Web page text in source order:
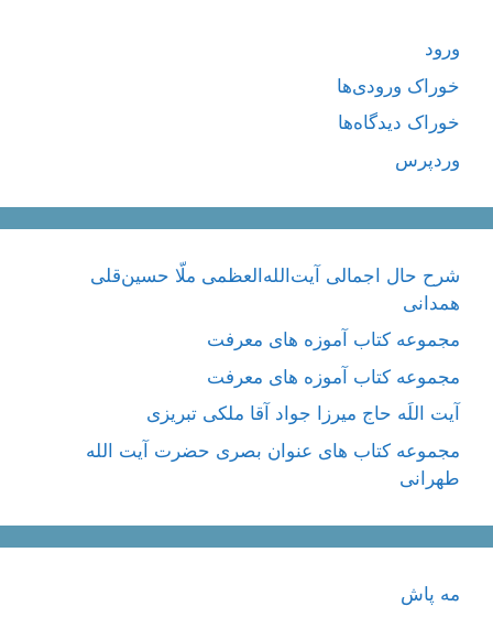
ورود
خوراک ورودی‌ها
خوراک دیدگاه‌ها
وردپرس
شرح حال اجمالی آیت‌الله‌العظمی ملّا حسین‌قلی
همدانی
مجموعه کتاب آموزه های معرفت
مجموعه کتاب آموزه های معرفت
آیت اللَه حاج میرزا جواد آقا ملکی تبریزی
مجموعه کتاب های عنوان بصری حضرت آیت الله
طهرانی
مه پاش